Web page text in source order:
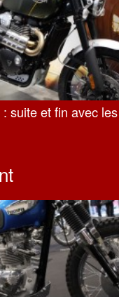
suite et fin avec